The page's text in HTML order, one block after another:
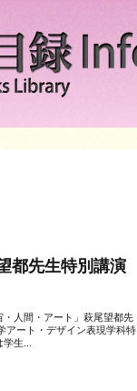
都先生特別講演
人間・アート」萩尾望都先
アート・デザイン表現学科特
生...